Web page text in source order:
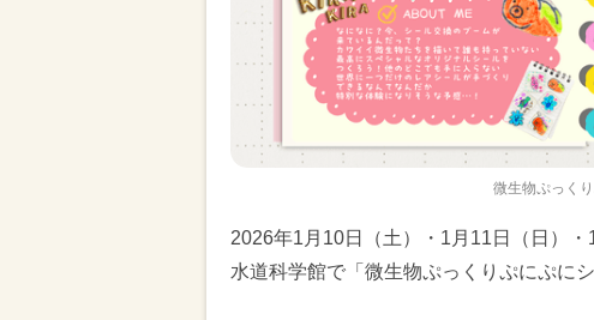
微生物ぷっく
2026年1月10日（土）・1月11日（日）
水道科学館で「微生物ぷっくりぷにぷに